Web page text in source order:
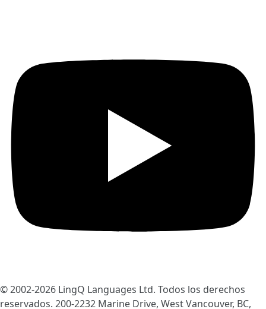
© 2002-2026 LingQ Languages Ltd. Todos los derechos
reservados. 200-2232 Marine Drive, West Vancouver, BC,